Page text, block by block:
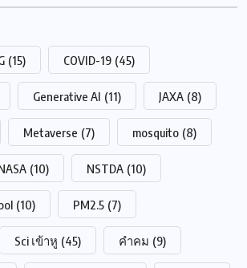
(15) COVID-19 (45)
Generative AI (11) JAXA (8)
Metaverse (7) mosquito (8)
(10) NSTDA (10)
(10) PM2.5 (7)
Sci เข้าหู (45) คำคม (9)